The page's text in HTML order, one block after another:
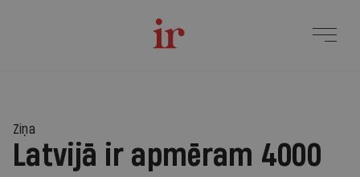
Ziņa
Latvijā ir apmēram 4000